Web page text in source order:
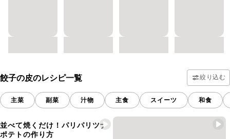
餃子の皮のレシピ一覧 絞り込む
主菜 副菜 汁物 主食 スイーツ 和食
並べて焼くだけ！パリパリツナ
ポテトの作り方